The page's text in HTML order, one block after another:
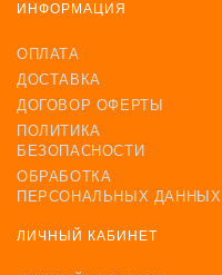
ИНФОРМАЦИЯ
ОПЛАТА
ДОСТАВКА
ДОГОВОР ОФЕРТЫ
ПОЛИТИКА
БЕЗОПАСНОСТИ
ОБРАБОТКА
ПЕРСОНАЛЬНЫХ ДАННЫХ
ЛИЧНЫЙ КАБИНЕТ